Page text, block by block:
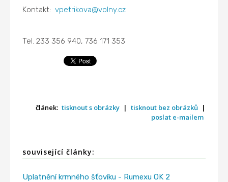
Kontakt:vpetrikova@volny.cz
Tel. 233 356 940, 736 171 353
článek: tisknout s obrázky | tisknout bez obrázků |
poslat e-mailem
související články:
Uplatnění krmného šťovíku - Rumexu OK 2